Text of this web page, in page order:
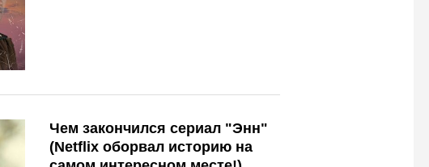
Чем закончился сериал "Энн"
(Netflix оборвал историю на